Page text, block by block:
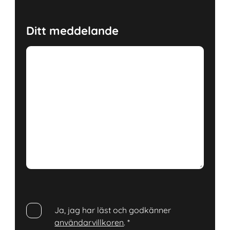
Ditt meddelande
Ja, jag har läst och godkänner
användarvillkoren.*